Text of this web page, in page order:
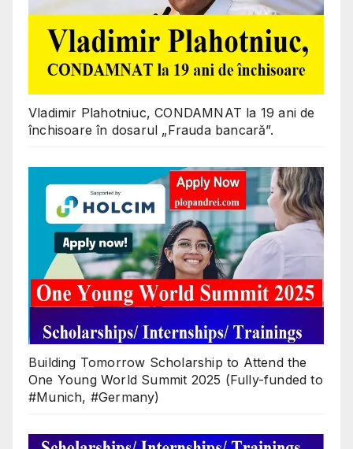
Vladimir Plahotniuc, CONDAMNAT la 19 ani de
închisoare în dosarul „Frauda bancară”.
Building Tomorrow Scholarship to Attend the
One Young World Summit 2025 (Fully-funded to
#Munich, #Germany)